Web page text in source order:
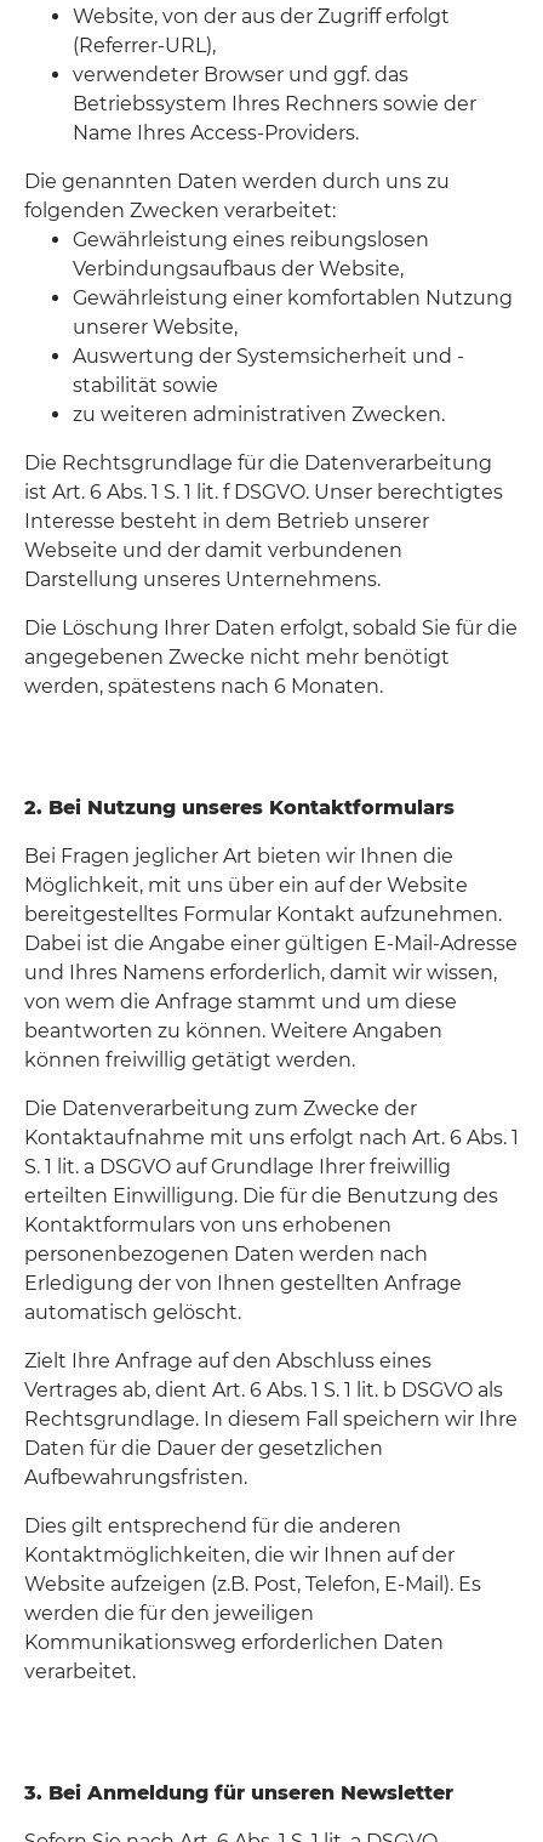
Website, von der aus der Zugriff erfolgt
(Referrer-URL),
verwendeter Browser und ggf. das
Betriebssystem Ihres Rechners sowie der
Name Ihres Access-Providers.
Die genannten Daten werden durch uns zu
folgenden Zwecken verarbeitet:
Gewährleistung eines reibungslosen
Verbindungsaufbaus der Website,
Gewährleistung einer komfortablen Nutzung
unserer Website,
Auswertung der Systemsicherheit und -
stabilität sowie
zu weiteren administrativen Zwecken.
Die Rechtsgrundlage für die Datenverarbeitung
ist Art. 6 Abs. 1 S. 1 lit. f DSGVO. Unser berechtigtes
Interesse besteht in dem Betrieb unserer
Webseite und der damit verbundenen
Darstellung unseres Unternehmens.
Die Löschung Ihrer Daten erfolgt, sobald Sie für die
angegebenen Zwecke nicht mehr benötigt
werden, spätestens nach 6 Monaten.
2. Bei Nutzung unseres Kontaktformulars
Bei Fragen jeglicher Art bieten wir Ihnen die
Möglichkeit, mit uns über ein auf der Website
bereitgestelltes Formular Kontakt aufzunehmen.
Dabei ist die Angabe einer gültigen E-Mail-Adresse
und Ihres Namens erforderlich, damit wir wissen,
von wem die Anfrage stammt und um diese
beantworten zu können. Weitere Angaben
können freiwillig getätigt werden.
Die Datenverarbeitung zum Zwecke der
Kontaktaufnahme mit uns erfolgt nach Art. 6 Abs. 1
S. 1 lit. a DSGVO auf Grundlage Ihrer freiwillig
erteilten Einwilligung. Die für die Benutzung des
Kontaktformulars von uns erhobenen
personenbezogenen Daten werden nach
Erledigung der von Ihnen gestellten Anfrage
automatisch gelöscht.
Zielt Ihre Anfrage auf den Abschluss eines
Vertrages ab, dient Art. 6 Abs. 1 S. 1 lit. b DSGVO als
Rechtsgrundlage. In diesem Fall speichern wir Ihre
Daten für die Dauer der gesetzlichen
Aufbewahrungsfristen.
Dies gilt entsprechend für die anderen
Kontaktmöglichkeiten, die wir Ihnen auf der
Website aufzeigen (z.B. Post, Telefon, E-Mail). Es
werden die für den jeweiligen
Kommunikationsweg erforderlichen Daten
verarbeitet.
3. Bei Anmeldung für unseren Newsletter